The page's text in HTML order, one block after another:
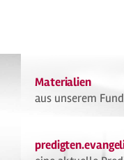
Materialien
aus unserem